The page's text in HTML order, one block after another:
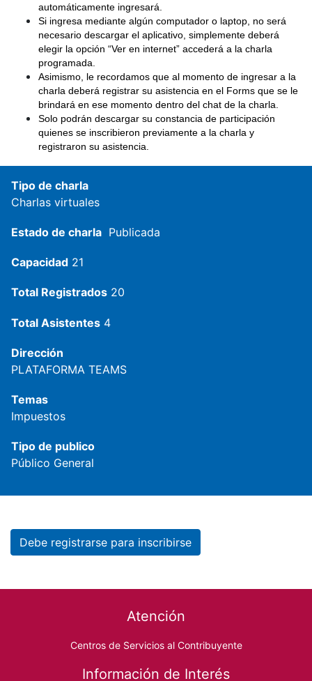
automáticamente ingresará.
Si ingresa mediante algún computador o laptop, no será
necesario descargar el aplicativo, simplemente deberá
elegir la opción “Ver en internet” accederá a la charla
programada.
Asimismo, le recordamos que al momento de ingresar a la
charla deberá registrar su asistencia en el Forms que se le
brindará en ese momento dentro del chat de la charla.
Solo podrán descargar su constancia de participación
quienes se inscribieron previamente a la charla y
registraron su asistencia.
Tipo de charla
Charlas virtuales
Estado de charla Publicada
Capacidad 21
Total Registrados 20
Total Asistentes 4
Dirección
PLATAFORMA TEAMS
Temas
Impuestos
Tipo de publico
Público General
Debe registrarse para inscribirse
Atención
Centros de Servicios al Contribuyente
Información de Interés